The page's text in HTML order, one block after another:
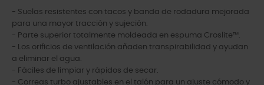
- Suelas resistentes con tacos y banda de rodadura mejorada
para una mayor tracción y sujeción.
- Parte superior totalmente moldeada en espuma Croslite™.
- Los orificios de ventilación añaden transpirabilidad y ayudan
a eliminar el agua.
- Fáciles de limpiar y rápidos de secar.
- Correas turbo ajustables en el talón para un ajuste cómodo y